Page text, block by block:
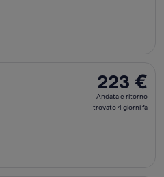
223 €
Andata
e
223 €
Andata e ritorno
trovato 4 giorni fa